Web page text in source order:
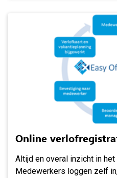
Online
Altijd en overal inzicht in
Medewerkers loggen zelf